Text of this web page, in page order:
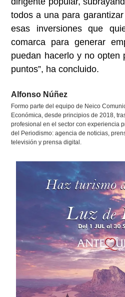
todos a una para
esas inversiones que
comarca para generar
puedan hacerlo y no opten
puntos”, ha concluido.
Alfonso Núñez
Formo parte del equipo de Neico
Económica, desde principios de 2018,
profesional en el sector con experiencia
del Periodismo: agencia de noticias,
televisión y prensa digital.